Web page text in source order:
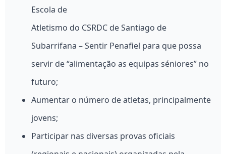
Escola de
Atletismo do CSRDC de Santiago de
Subarrifana – Sentir Penafiel para que possa
servir de “alimentação as equipas séniores” no
futuro;
Aumentar o número de atletas, principalmente
jovens;
Participar nas diversas provas oficiais